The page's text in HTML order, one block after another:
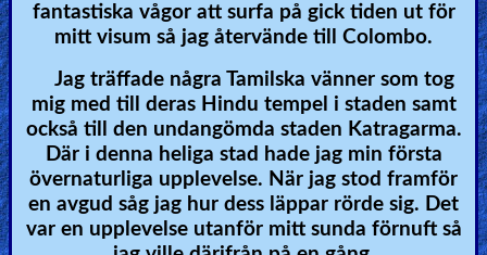
fantastiska vågor att surfa på gick tiden ut för
mitt visum så jag återvände till Colombo.
Jag träffade några Tamilska vänner som tog
mig med till deras Hindu tempel i staden samt
också till den undangömda staden Katragarma.
Där i denna heliga stad hade jag min första
övernaturliga upplevelse. När jag stod framför
en avgud såg jag hur dess läppar rörde sig. Det
var en upplevelse utanför mitt sunda förnuft så